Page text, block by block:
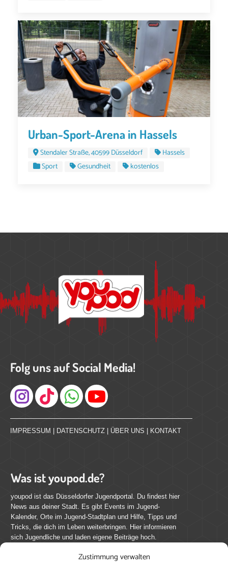
Zustimmung verwalten
Urban-Sport-Arena in Hassels
Stendaler Straße, 40599 Düsseldorf
Hassels
Sport
Gesundheit kostenlos
Folg uns auf Social Media!
Instagram
IMPRESSUM DATENSCHUTZ ÜBER UNS KONTAKT
Was ist youpod.de?
youpod ist das Düsseldorfer Jugendportal. Du findest hier
News aus deiner Stadt. Es gibt Events im Jugend-
Kalender, Orte im Jugend-Stadtplan und Hilfe, Tipps und
Tricks, die dich im Leben weiterbringen. Hier informieren
sich Jugendliche und laden eigene Beiträge hoch.
Mach mit bei youpod.de!